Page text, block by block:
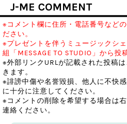
J-ME COMMENT
※コメント欄に住所・電話番号など
ださい。
※プレゼントを伴うミュージックシ
組「MESSAGE TO STUDIO」から投
※外部リンクURLが記載された投稿
きます。
※誹謗中傷や名誉毀損、他人に不快
に十分に注意してください。
※コメントの削除を希望する場合は
連絡ください。